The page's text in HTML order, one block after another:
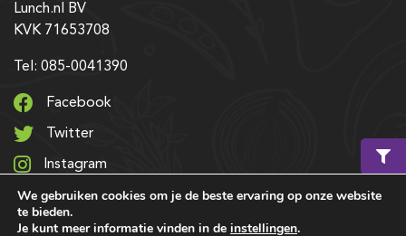
Lunch.nl BV
KVK 71653708
Tel: 085-0041390
Facebook
Twitter
Instagram
LinkedIn
We gebruiken cookies om je de beste ervaring op onze website
te bieden.
Je kunt meer informatie vinden in de instellingen.